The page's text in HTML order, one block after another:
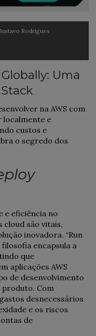
Rodrigues
Uma
na AWS com
localmente e
custos e
o segredo dos
e eficiência no
cloud são vitais,
inovadora. “Run
filosofia encapsula a
que
aplicações AWS
de desenvolvimento
produto. Com
desnecessários
e os riscos
de